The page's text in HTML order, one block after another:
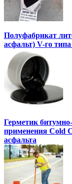
Полуфабрикат
асфальт) V-го
Герметик
применения Cold
асфальта